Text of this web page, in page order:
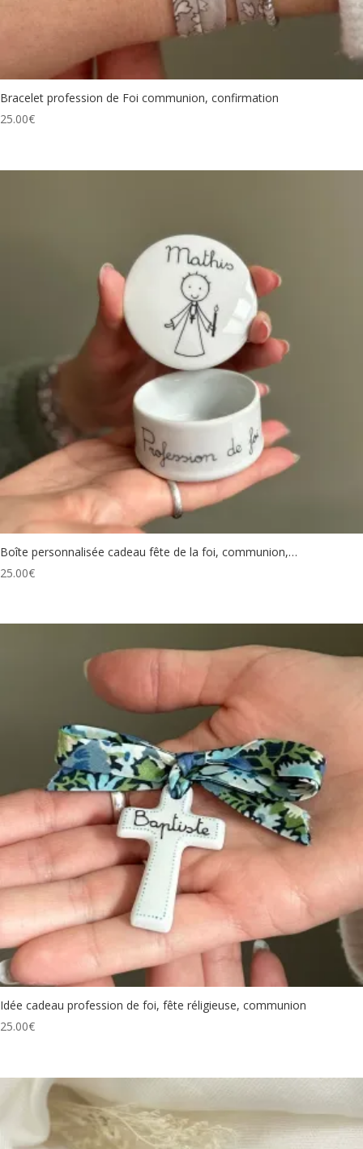
Bracelet profession de Foi communion, confirmation
25.00€
Boîte personnalisée cadeau fête de la foi, communion,…
25.00€
Idée cadeau profession de foi, fête réligieuse, communion
25.00€